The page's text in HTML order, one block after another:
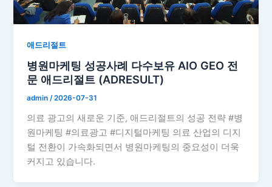
애드리절트
병원마케팅 성공사례 다수보유 AIO GEO 전
문 애드리절트 (ADRESULT)
admin/2026-07-31
의료 광고의 새로운 기준, 애드리절트의 성공 전략 #병
원마케팅 #의료광고 #디지털마케팅 의료 산업의 디지
털 전환이 가속화되면서 병원마케팅의 중요성이 더욱
커지고 있습니다.